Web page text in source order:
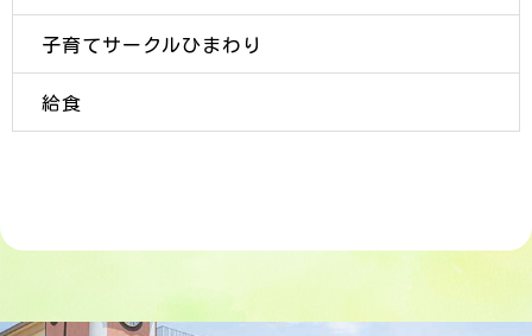
子育てサークルひまわり
給食